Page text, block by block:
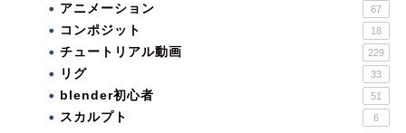
アニメーション
67
コンポジット 18
チュートリアル動画 229
リグ 33
blender初心者 51
スカルプト 6